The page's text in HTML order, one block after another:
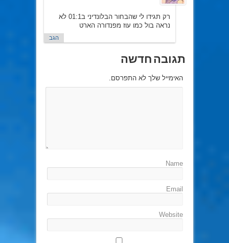
רק תגידו לי שהבחור הבלונדיני ב01:1 לא
נראה בול כמו עוז מפנדורה הארט
הגב
תגובה חדשה
האימייל שלך לא התפרסם.
Name
Email
Website